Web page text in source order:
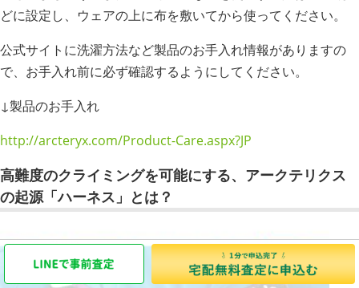
どに設定し、ウェアの上に布を敷いてから使ってください。
公式サイトに洗濯方法など製品のお手入れ情報がありますの
で、お手入れ前に必ず確認するようにしてください。
↓製品のお手入れ
http://arcteryx.com/Product-Care.aspx?JP
高難度のクライミングを可能にする、アークテリクス
の起源「ハーネス」とは？